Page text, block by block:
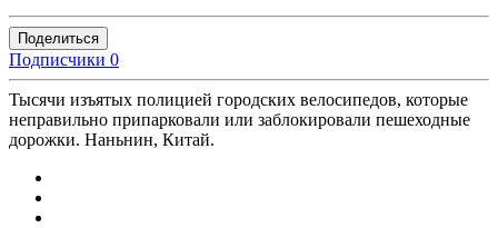
Поделиться
Подписчики 0
Тысячи изъятых полицией городских велосипедов, которые
неправильно припарковали или заблокировали пешеходные
дорожки. Наньнин, Китай.